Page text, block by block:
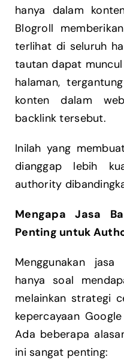
hanya dalam
Blogroll
terlihat di seluruh
tautan dapat
halaman,
konten dalam
backlink tersebut.
Inilah yang
dianggap lebih
authority
Mengapa Jasa
Penting untuk
Menggunakan
hanya soal
melainkan strategi
kepercayaan
Ada beberapa
ini sangat penting: